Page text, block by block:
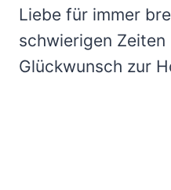
Liebe für immer
schwierigen
Glückwunsch zur